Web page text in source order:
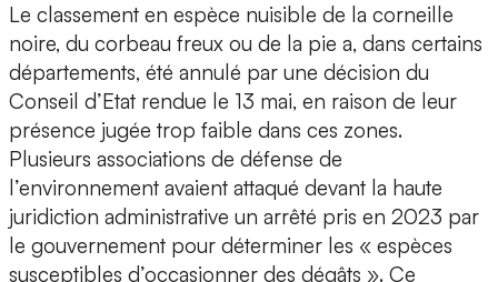
Le classement en espèce nuisible de la corneille
noire, du corbeau freux ou de la pie a, dans certains
départements, été annulé par une décision du
Conseil d’Etat rendue le 13 mai, en raison de leur
présence jugée trop faible dans ces zones.
Plusieurs associations de défense de
l’environnement avaient attaqué devant la haute
juridiction administrative un arrêté pris en 2023 par
le gouvernement pour déterminer les « espèces
susceptibles d’occasionner des dégâts ». Ce